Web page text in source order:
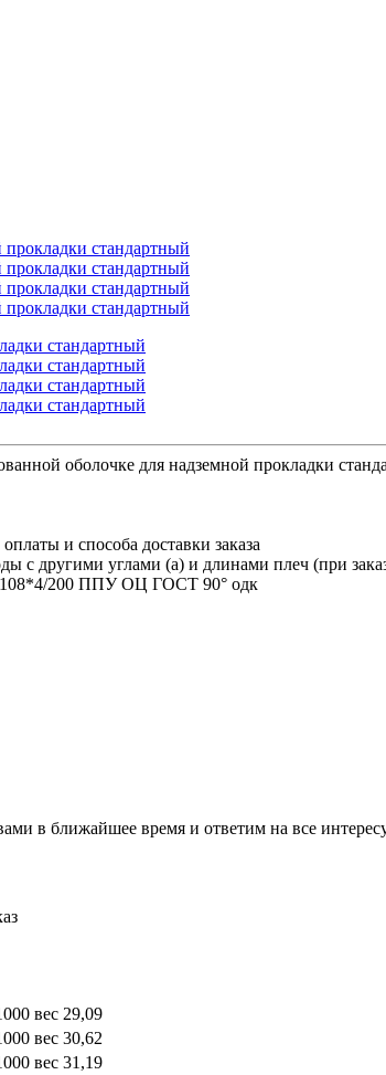
оболочке для надземной прокладки
и способа доставки заказа
с другими углами (a) и длинами плеч (при
108*4/200 ППУ ОЦ ГОСТ 90° одк
в ближайшее время и ответим на все
вес 29,09
вес 30,62
вес 31,19